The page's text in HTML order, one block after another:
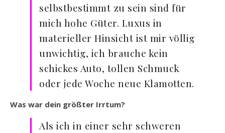
selbstbestimmt zu sein sind für
mich hohe Güter. Luxus in
materieller Hinsicht ist mir völlig
unwichtig, ich brauche kein
schickes Auto, tollen Schmuck
oder jede Woche neue Klamotten.
Was war dein größter Irrtum?
Als ich in einer sehr schweren